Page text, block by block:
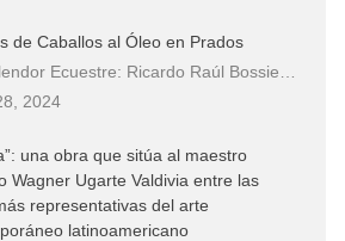
de Caballos al Óleo en Prados
Ecuestre: Ricardo Raúl Bossie…
2024
una obra que sitúa al maestro
Wagner Ugarte Valdivia entre las
representativas del arte
latinoamericano